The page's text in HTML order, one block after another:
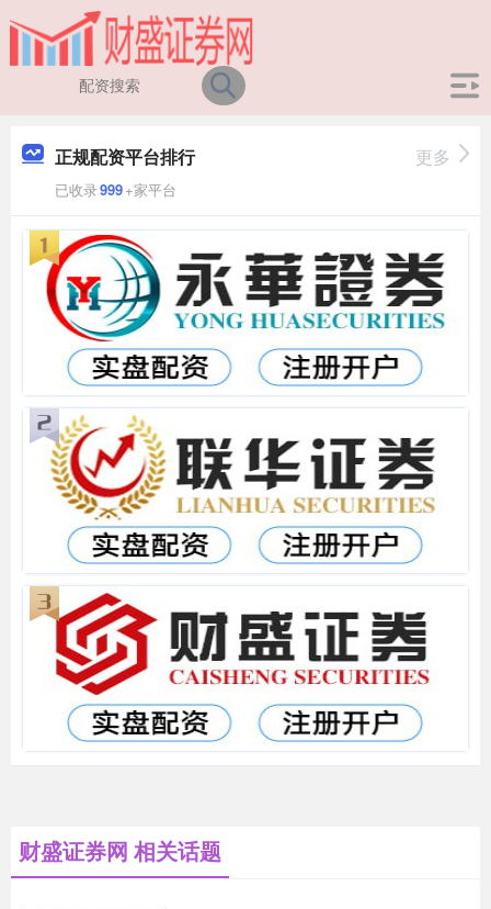
正规配资平台排行
已收录999+家平台
更多
财盛证券网 相关话题